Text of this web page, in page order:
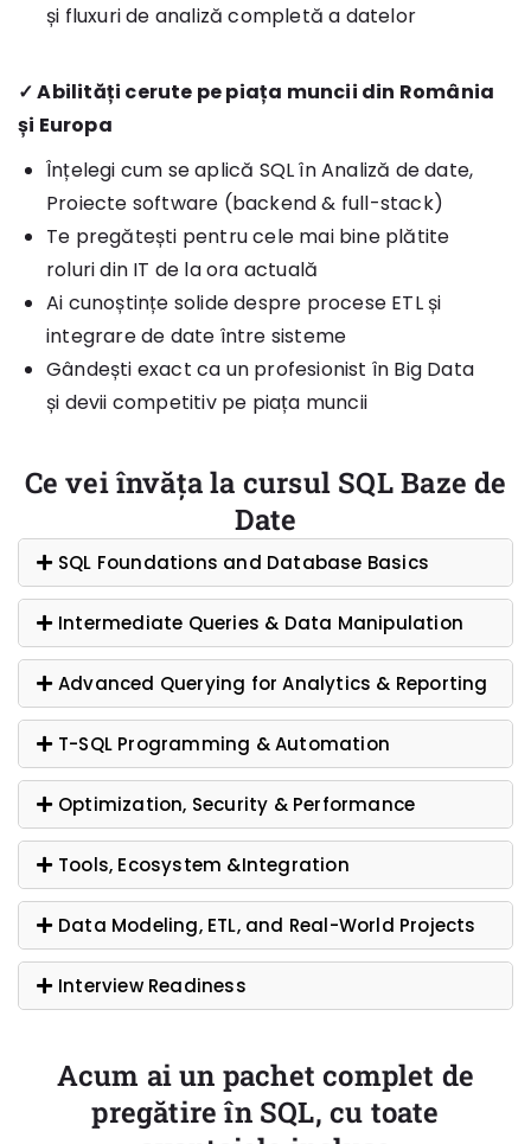
și fluxuri de analiză completă a datelor
✓ Abilități cerute pe piața muncii din România
și Europa
Înțelegi cum se aplică SQL în Analiză de date,
Proiecte software (backend & full-stack)
Te pregătești pentru cele mai bine plătite
roluri din IT de la ora actuală
Ai cunoștințe solide despre procese ETL și
integrare de date între sisteme
Gândești exact ca un profesionist în Big Data
și devii competitiv pe piața muncii
Ce vei învăța la cursul SQL Baze de
Date
SQL Foundations and Database Basics
Intermediate Queries & Data Manipulation
Advanced Querying for Analytics & Reporting
T-SQL Programming & Automation
Optimization, Security & Performance
Tools, Ecosystem &Integration
Data Modeling, ETL, and Real-World Projects
Interview Readiness
Acum ai un pachet complet de
pregătire în SQL, cu toate